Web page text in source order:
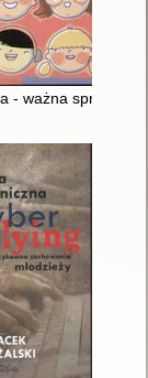
- ważna sprawa!